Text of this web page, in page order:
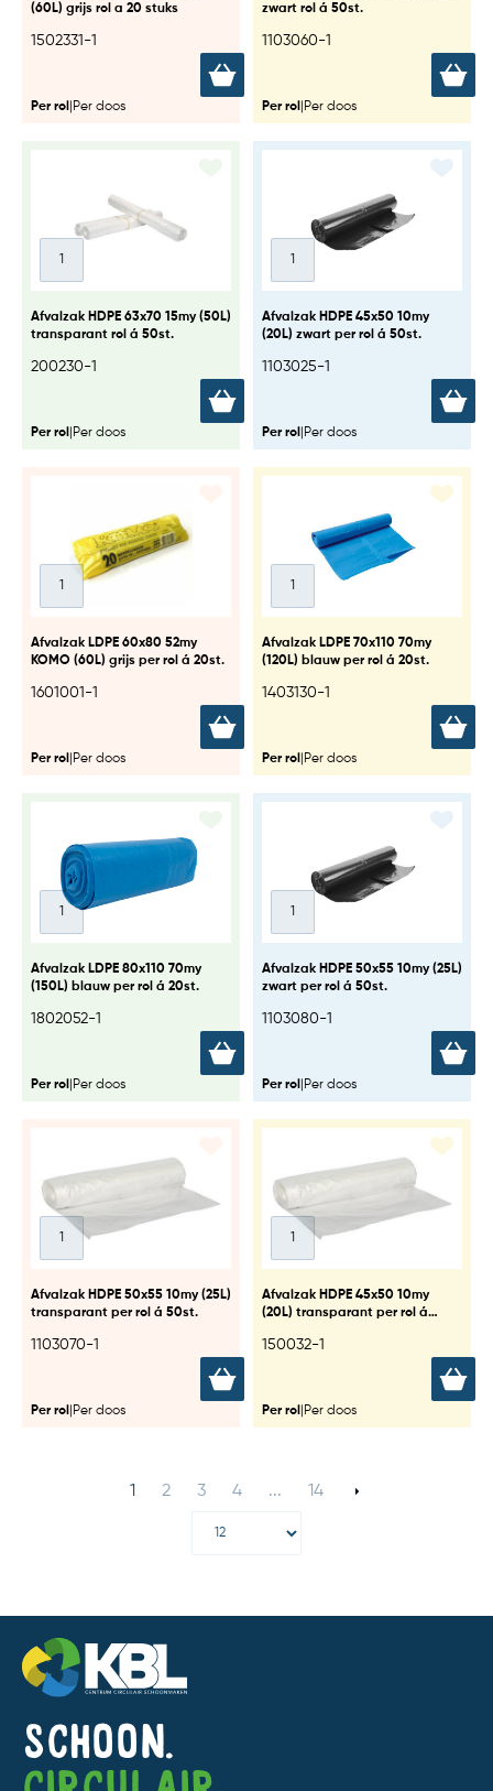
(60L) grijs rol a 20 stuks
1502331-1
Per rol Per doos
zwart rol á 50st.
1103060-1
Per rol Per doos
Afvalzak HDPE 63x70 15my (50L)
transparant rol á 50st.
200230-1
Per rol Per doos
Afvalzak HDPE 45x50 10my
(20L) zwart per rol á 50st.
1103025-1
Per rol Per doos
Afvalzak LDPE 60x80 52my
KOMO (60L) grijs per rol á 20st.
1601001-1
Per rol Per doos
Afvalzak LDPE 70x110 70my
(120L) blauw per rol á 20st.
1403130-1
Per rol Per doos
Afvalzak LDPE 80x110 70my
(150L) blauw per rol á 20st.
1802052-1
Per rol Per doos
Afvalzak HDPE 50x55 10my (25L)
zwart per rol á 50st.
1103080-1
Per rol Per doos
Afvalzak HDPE 50x55 10my (25L)
transparant per rol á 50st.
1103070-1
Per rol Per doos
Afvalzak HDPE 45x50 10my
(20L) transparant per rol á
150032-1
Per rol Per doos
1 2 3 4 ... 14
Schoon.